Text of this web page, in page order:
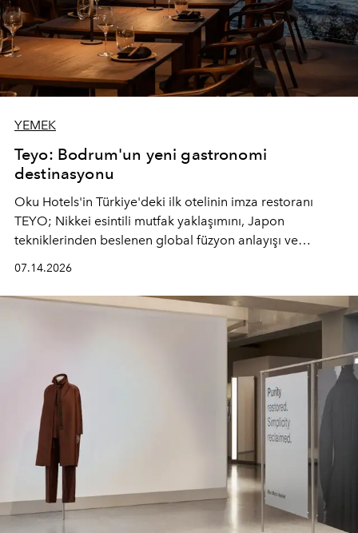
YEMEK
Teyo: Bodrum'un yeni gastronomi
destinasyonu
Oku Hotels'in Türkiye'deki ilk otelinin imza restoranı
TEYO; Nikkei esintili mutfak yaklaşımını, Japon
tekniklerinden beslenen global füzyon anlayışı ve
07.14.2026